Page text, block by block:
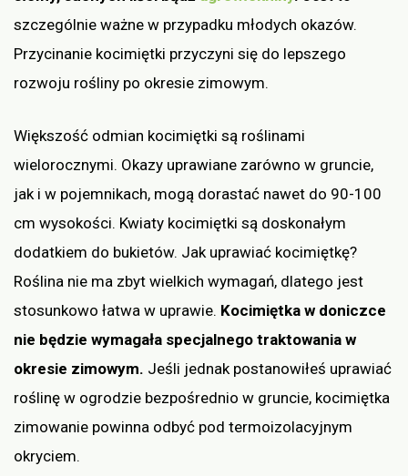
szczególnie ważne w przypadku młodych okazów.
Przycinanie kocimiętki przyczyni się do lepszego
rozwoju rośliny po okresie zimowym.
Większość odmian kocimiętki są roślinami
wielorocznymi. Okazy uprawiane zarówno w gruncie,
jak i w pojemnikach, mogą dorastać nawet do 90-100
cm wysokości. Kwiaty kocimiętki są doskonałym
dodatkiem do bukietów. Jak uprawiać kocimiętkę?
Roślina nie ma zbyt wielkich wymagań, dlatego jest
stosunkowo łatwa w uprawie. Kocimiętka w doniczce
nie będzie wymagała specjalnego traktowania w
okresie zimowym. Jeśli jednak postanowiłeś uprawiać
roślinę w ogrodzie bezpośrednio w gruncie, kocimiętka
zimowanie powinna odbyć pod termoizolacyjnym
okryciem.